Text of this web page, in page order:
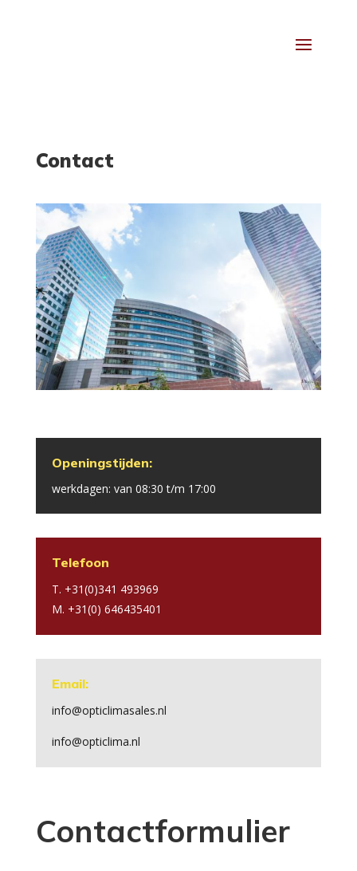
Contact
Openingstijden:
werkdagen: van 08:30 t/m 17:00
Telefoon
T. +31(0)341 493969
M. +31(0) 646435401
Email:
info@opticlimasales.nl
info@opticlima.nl
Contactformulier